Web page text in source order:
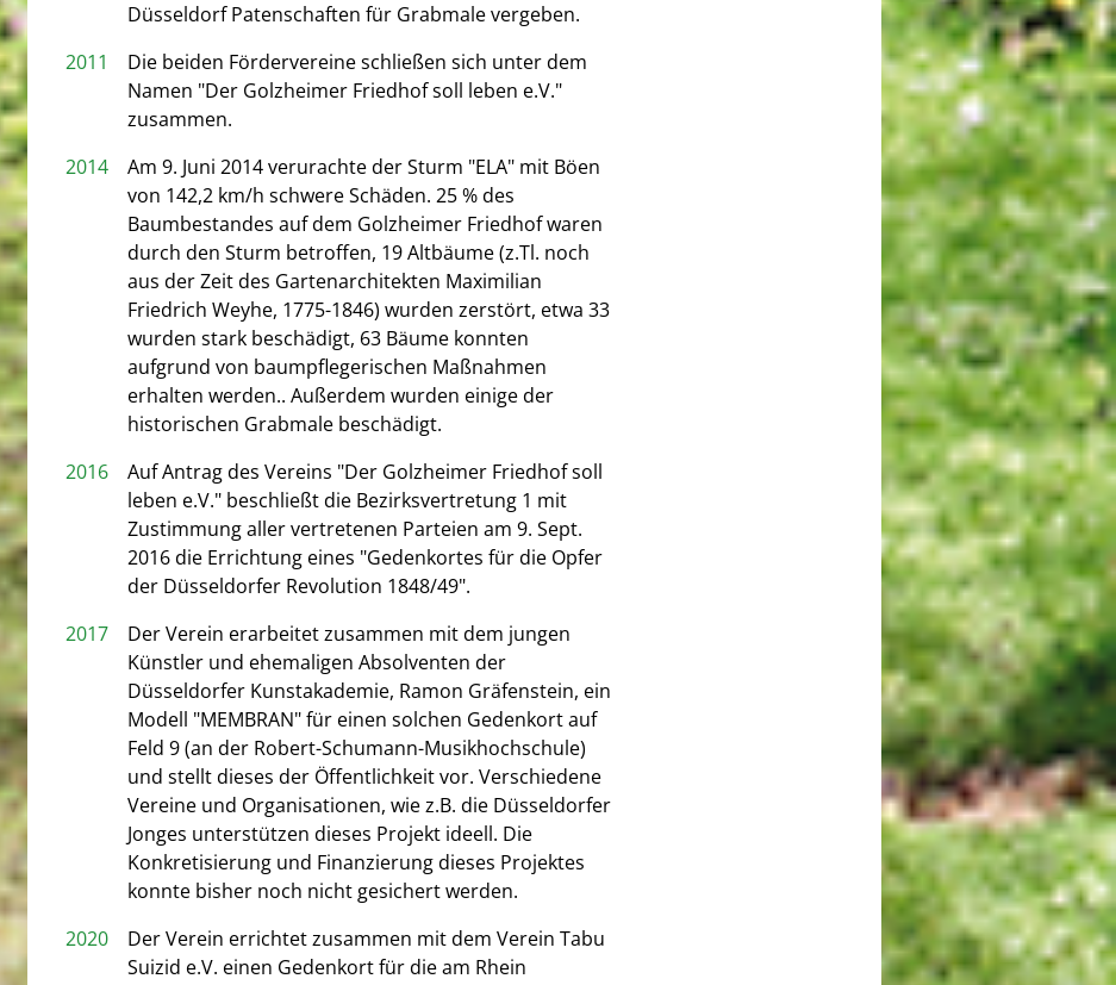
Düsseldorf Patenschaften für Grabmale vergeben.
2011
Die beiden Fördervereine schließen sich unter dem
Namen "Der Golzheimer Friedhof soll leben e.V."
zusammen.
2014
Am 9. Juni 2014 verurachte der Sturm "ELA" mit Böen
von 142,2 km/h schwere Schäden. 25 % des
Baumbestandes auf dem Golzheimer Friedhof waren
durch den Sturm betroffen, 19 Altbäume (z.Tl. noch
aus der Zeit des Gartenarchitekten Maximilian
Friedrich Weyhe, 1775-1846) wurden zerstört, etwa 33
wurden stark beschädigt, 63 Bäume konnten
aufgrund von baumpflegerischen Maßnahmen
erhalten werden.. Außerdem wurden einige der
historischen Grabmale beschädigt.
2016
Auf Antrag des Vereins "Der Golzheimer Friedhof soll
leben e.V." beschließt die Bezirksvertretung 1 mit
Zustimmung aller vertretenen Parteien am 9. Sept.
2016 die Errichtung eines "Gedenkortes für die Opfer
der Düsseldorfer Revolution 1848/49".
2017
Der Verein erarbeitet zusammen mit dem jungen
Künstler und ehemaligen Absolventen der
Düsseldorfer Kunstakademie, Ramon Gräfenstein, ein
Modell "MEMBRAN" für einen solchen Gedenkort auf
Feld 9 (an der Robert-Schumann-Musikhochschule)
und stellt dieses der Öffentlichkeit vor. Verschiedene
Vereine und Organisationen, wie z.B. die Düsseldorfer
Jonges unterstützen dieses Projekt ideell. Die
Konkretisierung und Finanzierung dieses Projektes
konnte bisher noch nicht gesichert werden.
2020
Der Verein errichtet zusammen mit dem Verein Tabu
Suizid e.V. einen Gedenkort für die am Rhein